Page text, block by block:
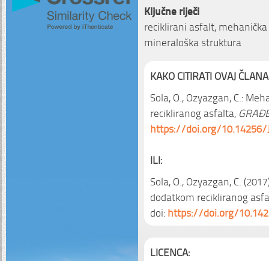
Ključne riječi
reciklirani asfalt,
mineraloška struktura
KAKO CITIRATI OVAJ
Sola, O., Ozyazgan, C.:
recikliranog asfalta,
https://doi.org/10.14256/
ILI:
Sola, O., Ozyazgan, C.
dodatkom recikliranog
doi:https://doi.org/
LICENCA: